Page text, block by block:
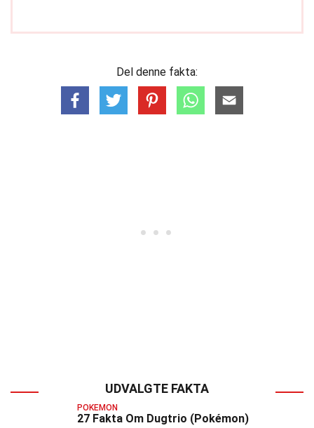
Del denne fakta:
UDVALGTE FAKTA
POKEMON
27 Fakta Om Dugtrio (Pokémon)